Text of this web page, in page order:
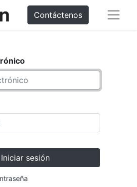
Contáctenos
Iniciar sesión